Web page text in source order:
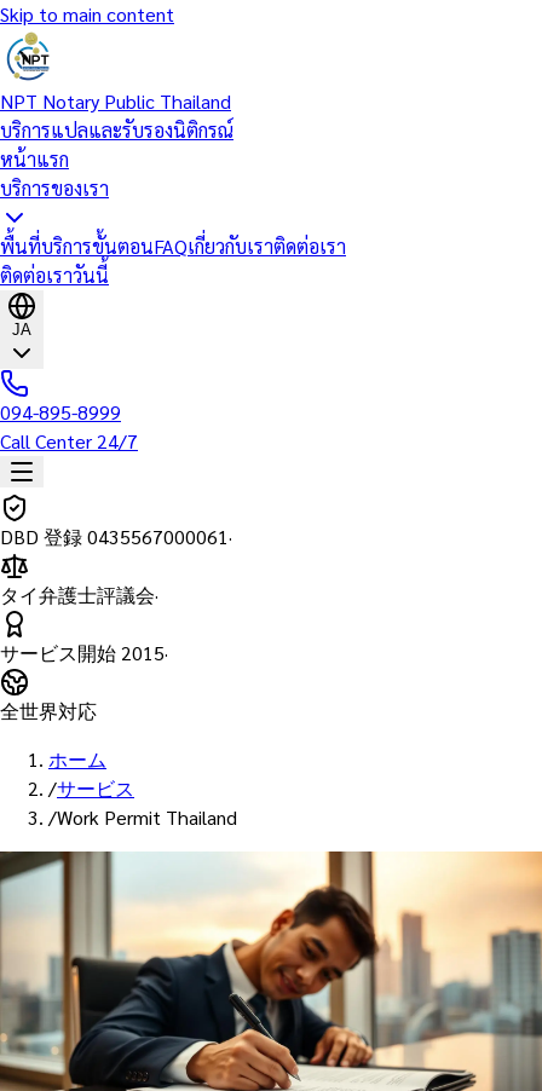
Skip to main content
NPT Notary Public Thailand
บริการแปลและรับรองนิติกรณ์
หน้าแรก
บริการของเรา
พื้นที่บริการขั้นตอนFAQเกี่ยวกับเราติดต่อเรา
ติดต่อเราวันนี้
JA
094-895-8999
Call Center 24/7
DBD 登録0435567000061·
タイ弁護士評議会·
サービス開始2015·
全世界対応
ホーム
/サービス
/Work Permit Thailand